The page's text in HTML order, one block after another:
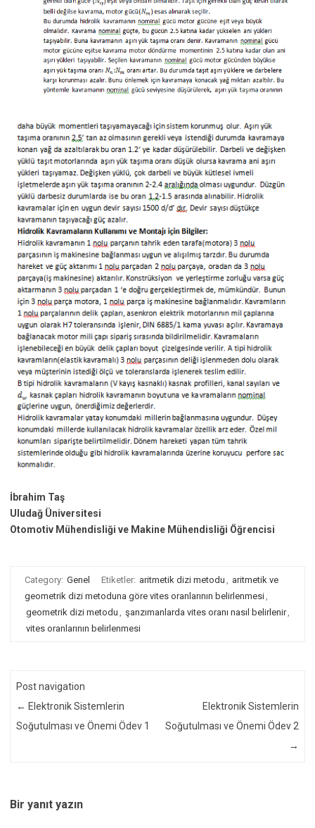
İbrahim Taş
Uludağ Üniversitesi
Otomotiv Mühendisliği ve Makine Mühendisliği Öğrencisi
Category: Genel Etiketler: aritmetik dizi metodu , aritmetik ve
geometrik dizi metoduna göre vites oranlarının belirlenmesi,
geometrik dizi metodu , şanzımanlarda vites oranı nasıl belirlenir,
vites oranlarının belirlenmesi
Post navigation
← Elektronik Sistemlerin
Soğutulması ve Önemi Ödev 1
Elektronik Sistemlerin
Soğutulması ve Önemi Ödev 2
→
Bir yanıt yazın